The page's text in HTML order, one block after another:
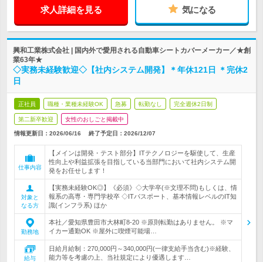
求人詳細を見る 気になる
興和工業株式会社 | 国内外で愛用される自動車シートカバーメーカー／★創
業63年★
◇実務未経験歓迎◇【社内システム開発】＊年休121日 ＊完休2
日
正社員 職種・業種未経験OK 急募 転勤なし 完全週休2日制
第二新卒歓迎 女性のおしごと掲載中
情報更新日：2026/06/16 終了予定日： 2026/12/07
仕事内容
【メインは開発・テスト部分】ITテクノロジーを駆使して、生産
性向上や利益拡張を目指している当部門において社内システム開
発をお任せします！
対象と
なる方
【実務未経験OK◎】《必須》◇大学卒(※文理不問)もしくは、情
報系の高専・専門学校卒 ◇ITパスポート、基本情報レベルのIT知
識(インフラ系) ほか
勤務地
本社／愛知県豊田市大林町8-20 ※原則転勤はありません。 ※マ
イカー通勤OK ※屋外に喫煙可能場…
給与
日給月給制：270,000円～340,000円(一律支給手当含む)※経験、
能力等を考慮の上、当社規定により優遇します…